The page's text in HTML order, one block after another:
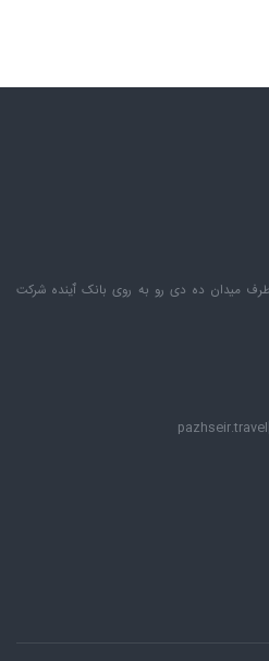
میدان ده دی رو به روی بانک ٱینده شرکت